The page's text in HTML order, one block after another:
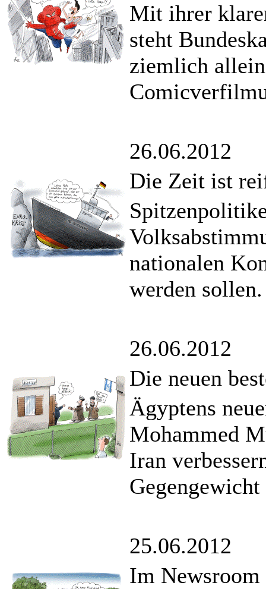
Mit ihrer
steht
ziemlich
26.06.2012
Die Zeit ist
nationalen
werden sollen.
26.06.2012
Die neuen
Ägyptens
Mohammed
Iran
25.06.2012
Im Newsroom